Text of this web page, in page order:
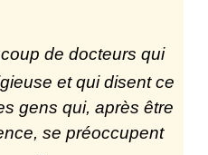
de docteurs qui
et qui disent ce
gens qui, après être
se préoccupent